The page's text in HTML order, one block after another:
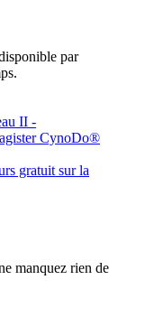
par
II -
CynoDo®
gratuit sur la
manquez rien de